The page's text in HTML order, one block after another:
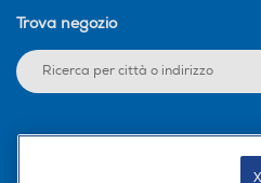
Trova negozio